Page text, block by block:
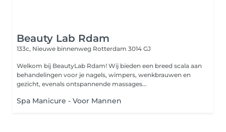
Beauty Lab Rdam
133c, Nieuwe binnenweg Rotterdam 3014 GJ
Welkom bij BeautyLab Rdam! Wij bieden een breed scala aan
behandelingen voor je nagels, wimpers, wenkbrauwen en
gezicht, evenals ontspannende massages...
Spa Manicure - Voor Mannen